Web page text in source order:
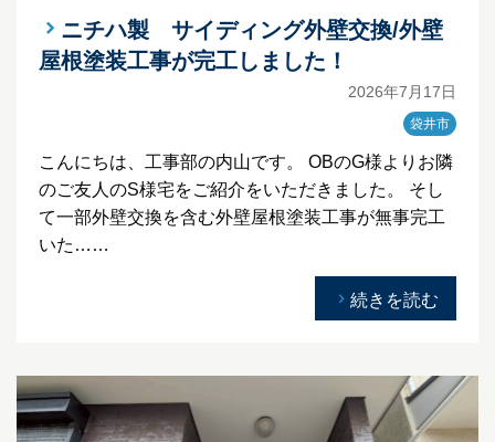
ニチハ製 サイディング外壁交換/外壁
屋根塗装工事が完工しました！
2026年7月17日
袋井市
こんにちは、工事部の内山です。 OBのG様よりお隣
のご友人のS様宅をご紹介をいただきました。 そし
て一部外壁交換を含む外壁屋根塗装工事が無事完工
いた……
続きを読む